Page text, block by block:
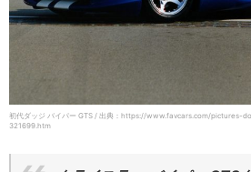
初代ダッジ バイパー GTS / 出典：https://www.favcars.com/
321699.htm